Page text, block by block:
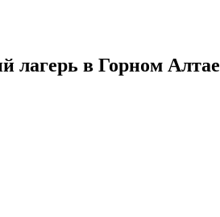
лагерь в Горном Алтае